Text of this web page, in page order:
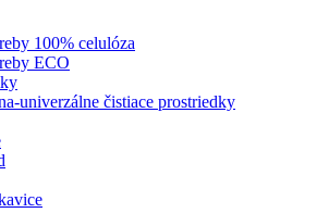
100% celulóza
ECO
univerzálne čistiace prostriedky